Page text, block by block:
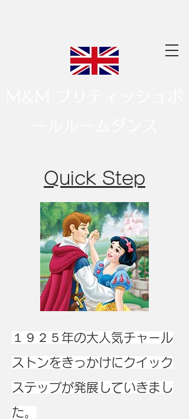
​Quick Step
１９２５年の大人気チャール
ストンをきっかけにクイック
ステップが発展していきまし
た。